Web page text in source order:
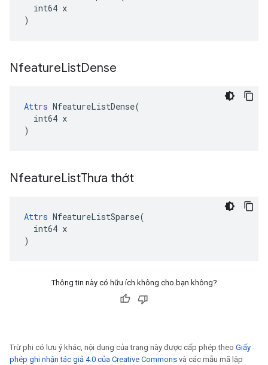
  int64 x
)
NfeatureListDense
Attrs NfeatureListDense(
  int64 x
)
NfeatureListThưa thớt
Attrs NfeatureListSparse(
  int64 x
)
Thông tin này có hữu ích không cho bạn không?
Trừ phi có lưu ý khác, nội dung của trang này được cấp phép theo Giấy
phép ghi nhận tác giả 4.0 của Creative Commons và các mẫu mã lập